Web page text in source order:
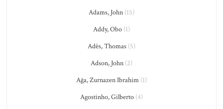
Adams, John (15)
Addy, Obo (1)
Adès, Thomas (5)
Adson, John (2)
Ağa, Zurnazen Ibrahim (1)
Agostinho, Gilberto (4)